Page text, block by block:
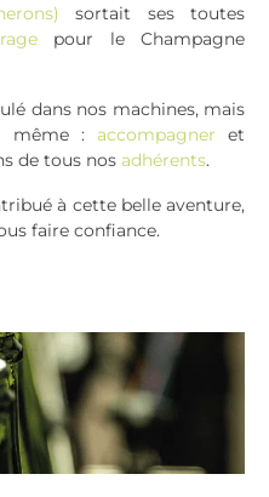
sortait ses toutes
pour le Champagne
dans nos machines, mais
même : accompagner et
de tous nos adhérents.
à cette belle aventure,
faire confiance.